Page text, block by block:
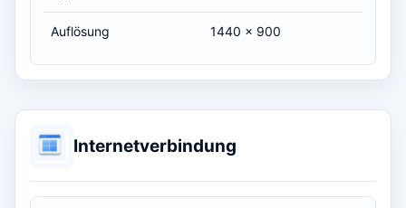
Auflösung 1440 x 900
Internetverbindung